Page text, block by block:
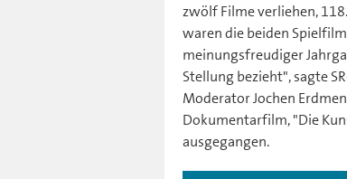
zwölf Filme verliehen,
waren die beiden
meinungsfreudiger
Stellung bezieht", sagte
Moderator Jochen
Dokumentarfilm, "Die
ausgegangen.